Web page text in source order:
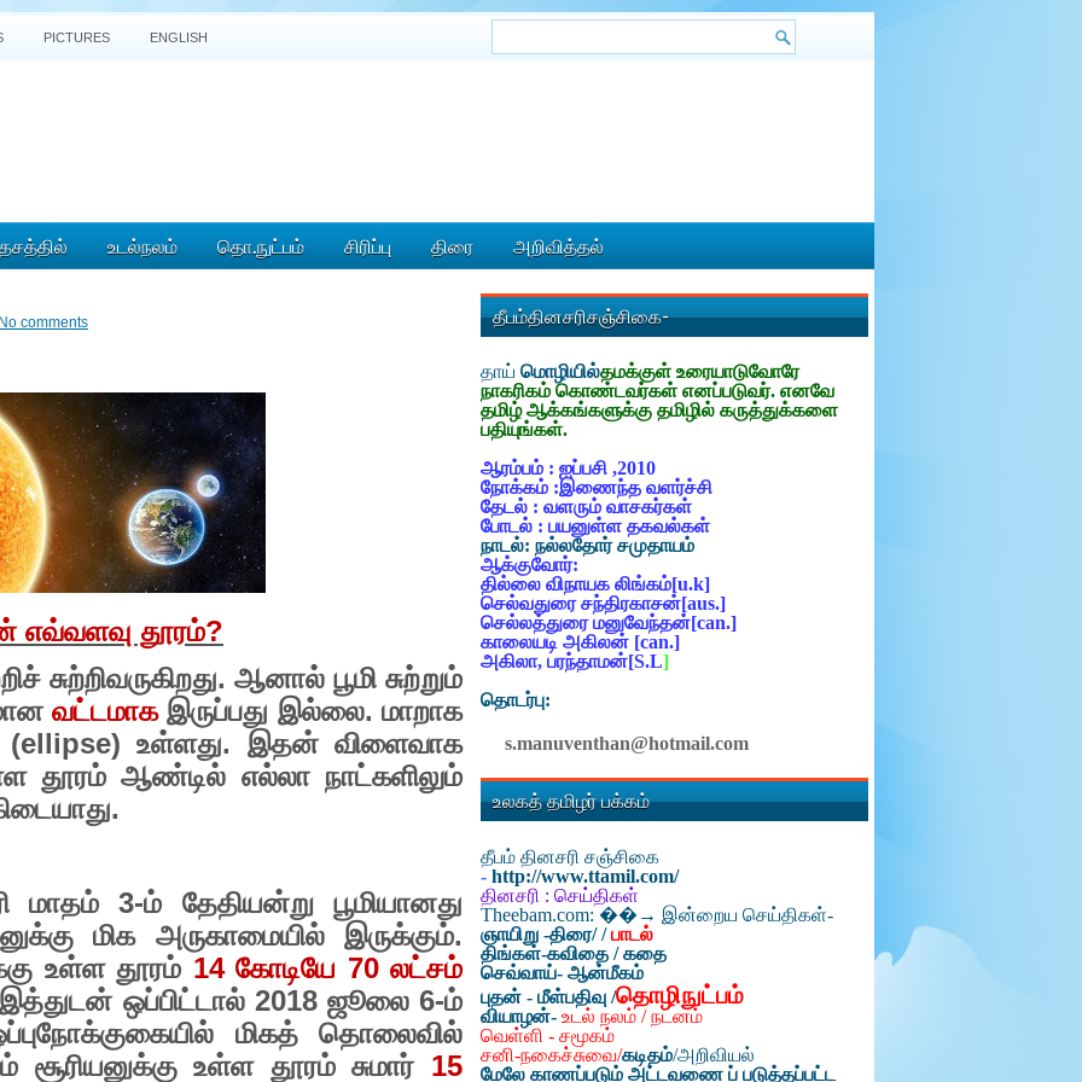
PICTURES ENGLISH
உடல்நலம் தொ.நுட்பம் சிரிப்பு திரை அறிவித்தல்
No comments
எவ்வளவு தூரம்?
சுற்றிவருகிறது. ஆனால் பூமி சுற்றும்
வட்டமாகஇருப்பது இல்லை. மாறாக
(ellipse)உள்ளது. இதன் விளைவாக
உள்ள தூரம் ஆண்டில் எல்லா நாட்களிலும்
மாதம்3-ம் தேதியன்று பூமியானது
மிக அருகாமையில் இருக்கும்.
உள்ள தூரம் 14கோடியே 70லட்சம்
ஒப்பிட்டால் 2018ஜூலை 6-ம்
மிகத் தொலைவில்
உள்ள தூரம் சுமார் 15
தீபம்தினசரிசஞ்சிகை-
தாய் மொழியில்தமக்குள் உரையாடுவோரே
நாகரிகம் கொண்டவர்கள் எனப்படுவர். எனவே
தமிழ் ஆக்கங்களுக்கு தமிழில் கருத்துக்களை
பதியுங்கள்.
ஆரம்பம் : ஐப்பசி ,2010
நோக்கம் :இணைந்த வளர்ச்சி
தேடல் : வளரும் வாசகர்கள்
போடல் : பயனுள்ள தகவல்கள்
நாடல்: நல்லதோர் சமுதாயம்
ஆக்குவோர்:
தில்லை விநாயக லிங்கம்[u.k]
செல்வதுரை சந்திரகாசன்[aus.]
செல்லத்துரை மனுவேந்தன்[can.]
காலையடி அகிலன் [can.]
அகிலா, பரந்தாமன்[S.L]
தொடர்பு:
s.manuventhan@hotmail.com
உலகத் தமிழர் பக்கம்
தீபம் தினசரி சஞ்சிகை
- http://www.ttamil.com/
தினசரி : செய்திகள்
Theebam.com: ��→ இன்றைய செய்திகள்-
ஞாயிறு -திரை//பாடல்
திங்கள்-கவிதை / கதை
செவ்வாய்- ஆன்மீகம்
புதன் - மீள்பதிவு /தொழிநுட்பம்
வியாழன்- உடல் நலம் / நடனம்
வெள்ளி - சமூகம்
சனி-நகைச்சுவை/கடிதம்/அறிவியல்
மேலே காணப்படும் அட்டவணை ப் படுத்தப்பட்ட